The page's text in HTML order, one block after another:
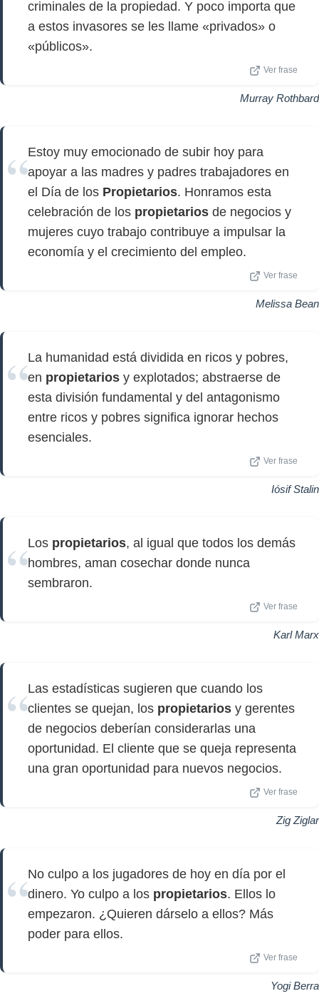
criminales de la propiedad. Y poco importa que
a estos invasores se les llame «privados» o
«públicos».
Ver frase
Murray Rothbard
Estoy muy emocionado de subir hoy para
apoyar a las madres y padres trabajadores en
el Día de los Propietarios. Honramos esta
celebración de los propietarios de negocios y
mujeres cuyo trabajo contribuye a impulsar la
economía y el crecimiento del empleo.
Ver frase
Melissa Bean
La humanidad está dividida en ricos y pobres,
en propietarios y explotados; abstraerse de
esta división fundamental y del antagonismo
entre ricos y pobres significa ignorar hechos
esenciales.
Ver frase
Iósif Stalin
Los propietarios, al igual que todos los demás
hombres, aman cosechar donde nunca
sembraron.
Ver frase
Karl Marx
Las estadísticas sugieren que cuando los
clientes se quejan, los propietarios y gerentes
de negocios deberían considerarlas una
oportunidad. El cliente que se queja representa
una gran oportunidad para nuevos negocios.
Ver frase
Zig Ziglar
No culpo a los jugadores de hoy en día por el
dinero. Yo culpo a los propietarios. Ellos lo
empezaron. ¿Quieren dárselo a ellos? Más
poder para ellos.
Ver frase
Yogi Berra